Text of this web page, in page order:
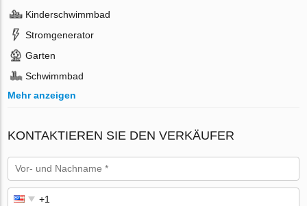
Kinderschwimmbad
Stromgenerator
Garten
Schwimmbad
Mehr anzeigen
KONTAKTIEREN SIE DEN VERKÄUFER